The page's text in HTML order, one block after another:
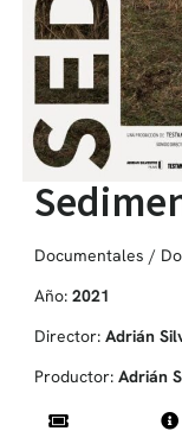
Documentales /
Año: 2021
Director: Adrián
Productor: Adrián